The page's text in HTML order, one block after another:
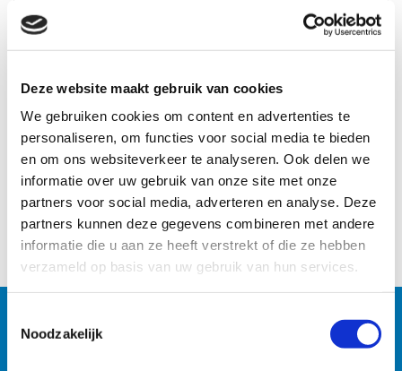
Deze website maakt gebruik van cookies
We gebruiken cookies om content en advertenties te
personaliseren, om functies voor social media te bieden
en om ons websiteverkeer te analyseren. Ook delen we
informatie over uw gebruik van onze site met onze
partners voor social media, adverteren en analyse. Deze
partners kunnen deze gegevens combineren met andere
informatie die u aan ze heeft verstrekt of die ze hebben
verzameld op basis van uw gebruik van hun services.
Noodzakelijk
Naar het overzicht